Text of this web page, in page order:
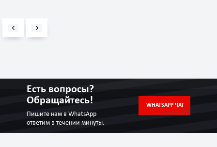
Есть вопросы?
Обращайтесь!
Пишите нам в WhatsApp
ответим в течении минуты.
WHATSAPP ЧАТ